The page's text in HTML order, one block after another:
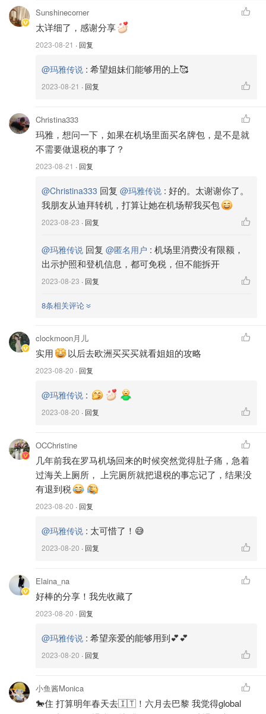
.大部分商家都
用Global Blue.我个人很喜欢Global Blue，退税非常快，3
天到账，并且随时消费都有短信提醒和邮件提醒。（购物时
商家输入你的个人信息）
Chanel购物用Planet退税，没有tracking,信用卡到账时间3-
4周，如果商家输错个人信息很麻烦，需要个人和planet公
司联系，据说有时候需要2、3个月才有结果。感觉如果退税
金额很大最好选退现金比较安心。
罗马市中心的西班牙广场 Glbal Bule 退税办公室可以办
Sunshinecorner
太详细了，感谢分享
2023-08-21 · 回复
@玛雅传说 : 希望姐妹们能够用的上🥰
2023-08-21 · 回复
Christina333
玛雅，想问一下，如果在机场里面买名牌包，是不是就
不需要做退税的事了？
2023-08-21 · 回复
@Christina333 回复 @玛雅传说 : 好的。太谢谢你了。
我朋友从迪拜转机，打算让她在机场帮我买包
2023-08-23 · 回复
@玛雅传说 回复 @匿名用户 : 机场里消费没有限额，
出示护照和登机信息，都可免税，但不能拆开
2023-08-23 · 回复
8条相关评论
clockmoon月儿
实用 以后去欧洲买买买就看姐姐的攻略
2023-08-20 · 回复
@玛雅传说 :
2023-08-20 · 回复
OCChristine
几年前我在罗马机场回来的时候突然觉得肚子痛，急着
过海关上厕所， 上完厕所就把退税的事忘记了，结果没
有退到税
2023-08-20 · 回复
@玛雅传说 : 太可惜了！😅
2023-08-20 · 回复
Elaina_na
好棒的分享！我先收藏了
2023-08-20 · 回复
@玛雅传说 : 希望亲爱的能够用到💕💕
2023-08-20 · 回复
小鱼酱Monica
🐎住 打算明年春天去🇮🇹！六月去巴黎 我觉得global